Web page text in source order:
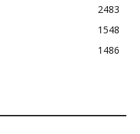
2483
1548
1486